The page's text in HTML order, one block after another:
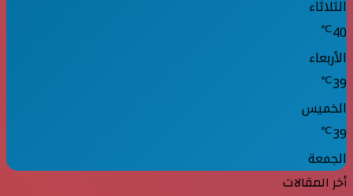
الثلاثاء
40
℃
الأربعاء
39
℃
الخميس
39
℃
الجمعة
أخر المقالات